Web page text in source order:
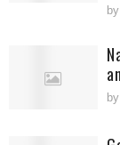
by
by